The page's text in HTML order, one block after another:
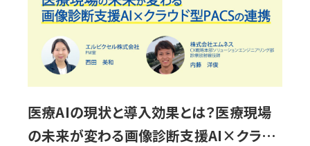
医療AIの現状と導入効果とは？医療現場
の未来が変わる画像診断支援AI×クラウ